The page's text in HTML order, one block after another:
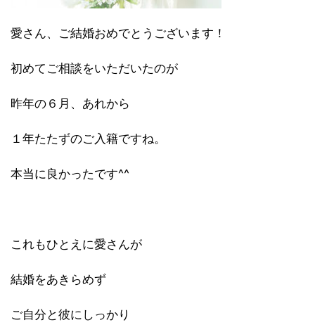
愛さん、ご結婚おめでとうございます！
初めてご相談をいただいたのが
昨年の６月、あれから
１年たたずのご入籍ですね。
本当に良かったです^^
これもひとえに愛さんが
結婚をあきらめず
ご自分と彼にしっかり